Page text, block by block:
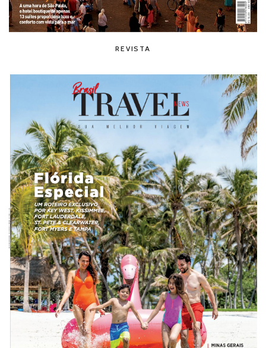
REVISTA